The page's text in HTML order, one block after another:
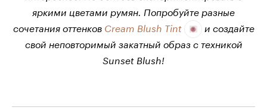
яркими цветами румян. Попробуйте разные
сочетания оттенков Cream Blush Tint
и создайте
свой неповторимый закатный образ с техникой
Sunset Blush!